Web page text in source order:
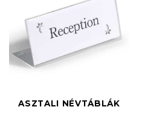
ASZTALI NÉVTÁBLÁK